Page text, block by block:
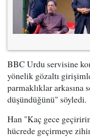
BBC Urdu servisine
yönelik gözaltı
parmaklıklar arkasına
düşündüğünü" söyledi.
Han "Kaç gece
hücrede geçirmeye